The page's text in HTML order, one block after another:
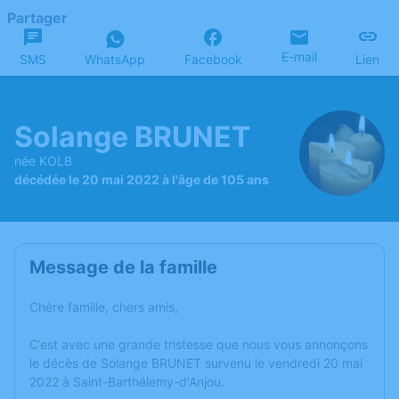
Partager
SMS WhatsApp Facebook E-mail Lien
Solange BRUNET
née KOLB
décédée le 20 mai 2022 à l'âge de 105 ans
Message de la famille
Chère famille, chers amis,
C’est avec une grande tristesse que nous vous annonçons
le décès de Solange BRUNET survenu le vendredi 20 mai
2022 à Saint-Barthélemy-d'Anjou.